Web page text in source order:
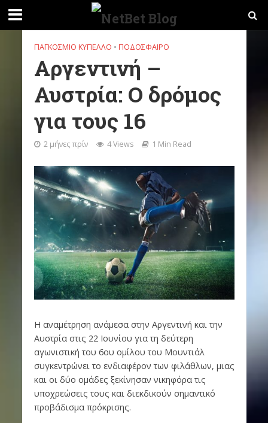
ΠΑΓΚΌΣΜΙΟ ΚΎΠΕΛΛΟ • ΠΟΔΌΣΦΑΙΡΟ
Αργεντινή –
Αυστρία: Ο δρόμος
για τους 16
2 μήνες πρίν 4 Views 1 Min Read
Η αναμέτρηση ανάμεσα στην Αργεντινή και την
Αυστρία στις 22 Ιουνίου για τη δεύτερη
αγωνιστική του 6ου ομίλου του Μουντιάλ
συγκεντρώνει το ενδιαφέρον των φιλάθλων, μιας
και οι δύο ομάδες ξεκίνησαν νικηφόρα τις
υποχρεώσεις τους και διεκδικούν σημαντικό
προβάδισμα πρόκρισης.